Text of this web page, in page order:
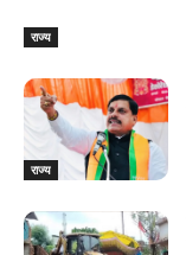
राज्य
राज्य